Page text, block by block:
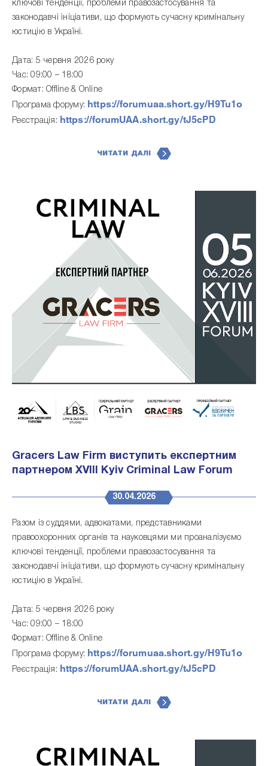
ключові тенденції, проблеми правозастосування та
законодавчі ініціативи, що формують сучасну кримінальну
юстицію в Україні.
Дата: 5 червня 2026 року
Час: 09:00 – 18:00
Формат: Offline & Online
Програма форуму: https://forumuaa.short.gy/H9Tu1o
Реєстрація: https://forumUAA.short.gy/tJ5cPD
ЧИТАТИ ДАЛІ
Gracers Law Firm виступить експертним
партнером XVIII Kyiv Criminal Law Forum
30.04.2026
Разом із суддями, адвокатами, представниками
правоохоронних органів та науковцями ми проаналізуємо
ключові тенденції, проблеми правозастосування та
законодавчі ініціативи, що формують сучасну кримінальну
юстицію в Україні.
Дата: 5 червня 2026 року
Час: 09:00 – 18:00
Формат: Offline & Online
Програма форуму: https://forumuaa.short.gy/H9Tu1o
Реєстрація: https://forumUAA.short.gy/tJ5cPD
ЧИТАТИ ДАЛІ